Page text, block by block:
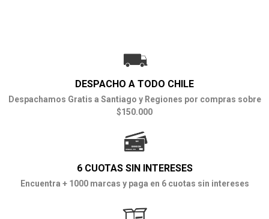
DESPACHO A TODO CHILE
Despachamos Gratis a Santiago y Regiones por compras sobre
$150.000
6 CUOTAS SIN INTERESES
Encuentra + 1000 marcas y paga en 6 cuotas sin intereses